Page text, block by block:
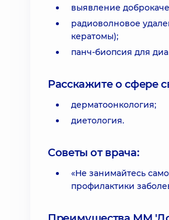
выявление
радиоволновое
кератомы);
панч-биопсия для
Расскажите о сфере
дерматоонкология;
диетология.
Советы от врача:
«Не занимайтесь
профилактики